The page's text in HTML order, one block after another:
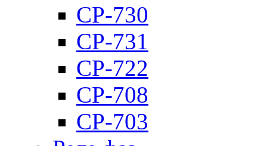
CP-730
CP-731
CP-722
CP-708
CP-703